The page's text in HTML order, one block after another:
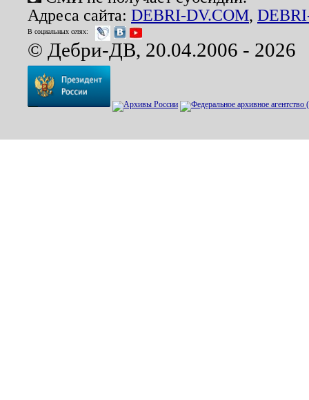
Адреса сайта: DEBRI-DV.COM,
В социальных сетях:
© Дебри-ДВ, 20.04.2006 - 2026